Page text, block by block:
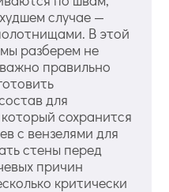
случае —
В этой
разберем не
правильно
для
сохранится
с вензелями для
стены перед
причин
критически